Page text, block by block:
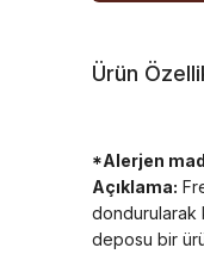
Ürün
*Alerjen
Açıklama:
dondurularak
deposu bir